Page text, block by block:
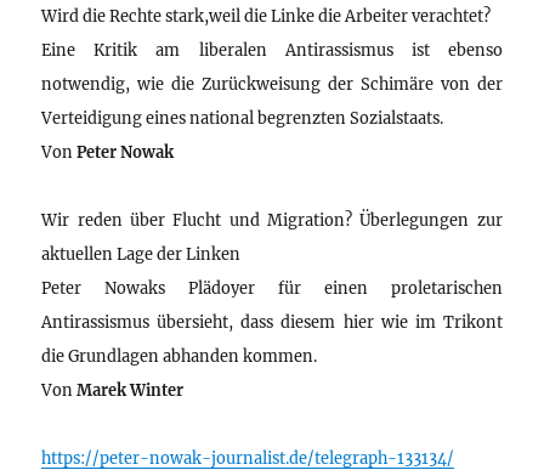
Wird die Rechte stark,weil die Linke die Arbeiter verachtet?
Eine Kritik am liberalen Antirassismus ist ebenso
notwendig, wie die Zurückweisung der Schimäre von der
Verteidigung eines national begrenzten Sozialstaats.
VonPeter Nowak
Wir reden über Flucht und Migration? Überlegungen zur
aktuellen Lage der Linken
Peter Nowaks Plädoyer für einen proletarischen
Antirassismus übersieht, dass diesem hier wie im Trikont
die Grundlagen abhanden kommen.
VonMarek Winter
https://peter-nowak-journalist.de/telegraph-133134/